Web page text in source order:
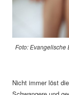
Foto: Evangelische
Nicht immer löst